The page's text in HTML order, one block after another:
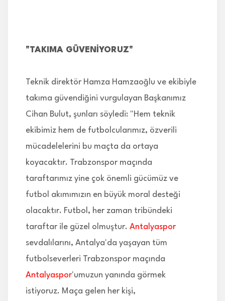
"TAKIMA GÜVENİYORUZ"
Teknik direktör Hamza Hamzaoğlu ve ekibiyle
takıma güvendiğini vurgulayan Başkanımız
Cihan Bulut, şunları söyledi: "Hem teknik
ekibimiz hem de futbolcularımız, özverili
mücadelelerini bu maçta da ortaya
koyacaktır. Trabzonspor maçında
taraftarımız yine çok önemli gücümüz ve
futbol akımımızın en büyük moral desteği
olacaktır. Futbol, her zaman tribündeki
taraftar ile güzel olmuştur. Antalyaspor
sevdalılarını, Antalya'da yaşayan tüm
futbolseverleri Trabzonspor maçında
Antalyaspor'umuzun yanında görmek
istiyoruz. Maça gelen her kişi,